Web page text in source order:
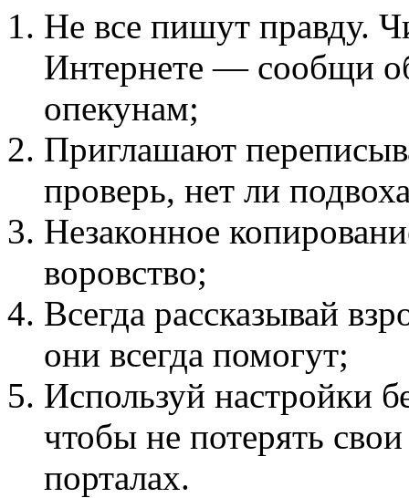
Не все пишут правду.
Интернете — сообщи
опекунам;
Приглашают
проверь, нет ли
Незаконное
воровство;
Всегда рассказывай
они всегда помогут;
Используй настройки
чтобы не потерять
порталах.